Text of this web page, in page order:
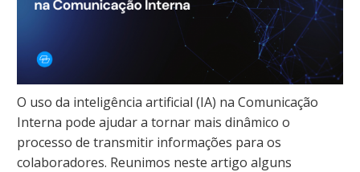
O uso da inteligência artificial (IA) na Comunicação
Interna pode ajudar a tornar mais dinâmico o
processo de transmitir informações para os
colaboradores. Reunimos neste artigo alguns